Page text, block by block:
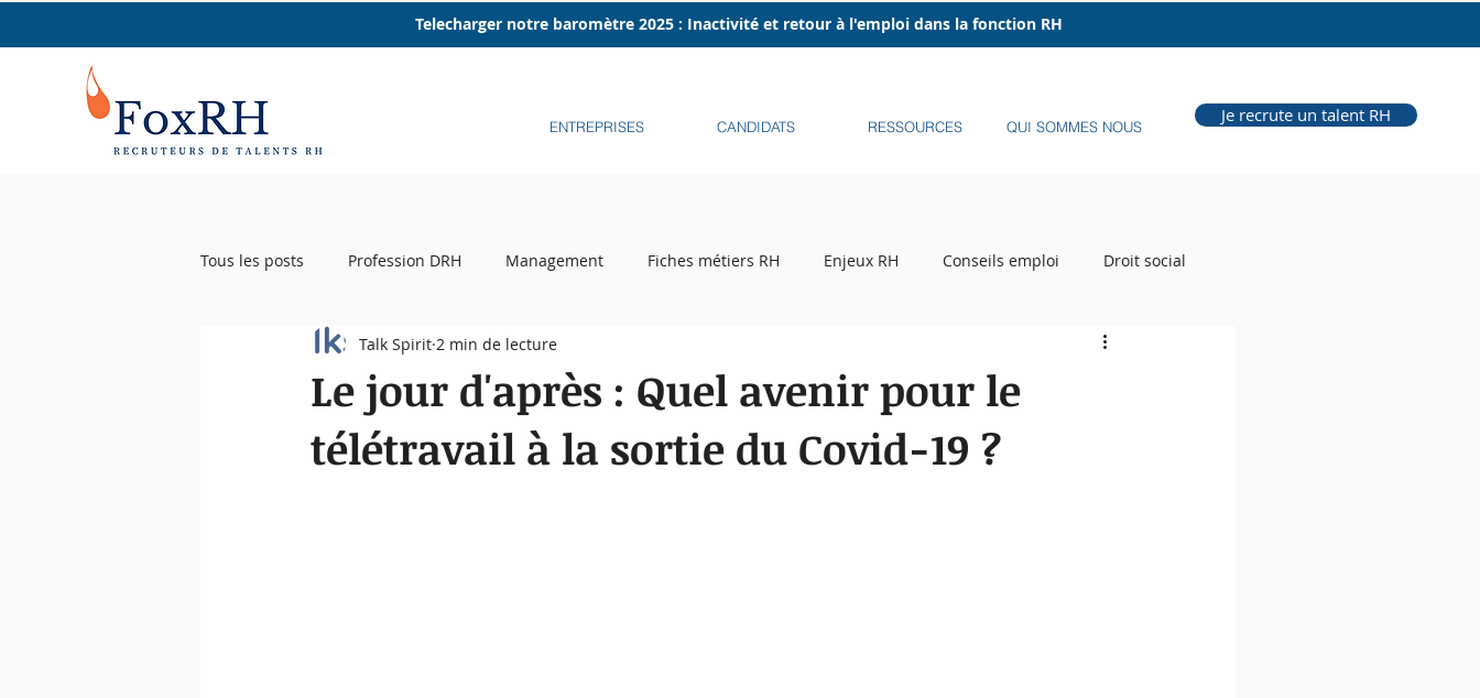
Telecharger notre baromètre 2025 : Inactivité et retour à l'emploi dans la fonction RH
ENTREPRISES CANDIDATS RESSOURCES QUI SOMMES NOUS
Je recrute un talent RH
Tous les posts Profession DRH Management Fiches métiers RH Enjeux RH Conseils emploi Droit social
Startup RH Event RH Recrutement Auteur RH
Femmes et RH Micro trottoir
Le jour d'après : Quel avenir pour le
télétravail à la sortie du Covid-19 ?
Talk Spirit 2 min de lecture